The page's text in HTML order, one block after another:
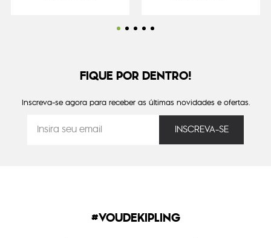
FIQUE POR DENTRO!
Inscreva-se agora para receber as últimas novidades e ofertas.
#VOUDEKIPLING